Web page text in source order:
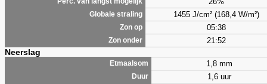
Globale straling 1455 J/cm² (168,4 W/m²)
Zon op 05:38
Zon onder 21:52
Neerslag
Etmaalsom 1,8 mm
Duur 1,6 uur